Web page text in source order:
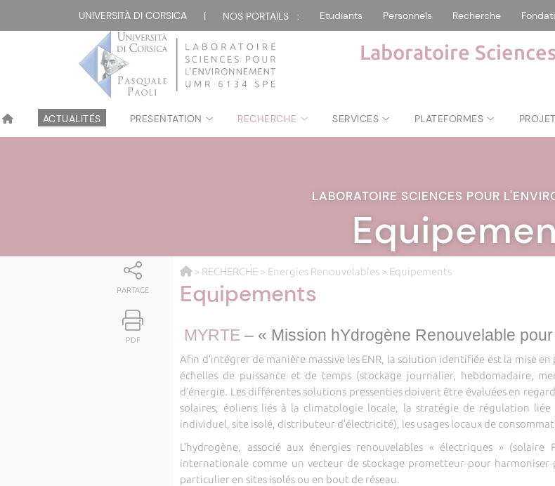
UNIVERSITÀ DI CORSICA | NOS PORTAILS : Etudiants Personnels Recherche
Laboratoire
ACTUALITÉS PRESENTATION RECHERCHE SERVICES PLATEFORMES
LABORATOIRE SCIENCES POUR
PARTAGE
PDF
> RECHERCHE > Energies Renouvelables > Equipements
Equipements
MYRTE– « Mission hYdrogène Renouvelable
Afin d’intégrer de manière massive les ENR, la solution identifiée est la mise
échelles de puissance et de temps (stockage journalier, hebdomadaire,
d’énergie. Les différentes solutions pressenties doivent être évaluées en
solaires, éoliens liés à la climatologie locale, la stratégie de régulation
individuel, site isolé, distributeur d’électricité), les usages locaux de
L’hydrogène, associé aux énergies renouvelables « électriques »
internationale comme un vecteur de stockage prometteur pour
particulier en sites isolés ou en bout de réseau.